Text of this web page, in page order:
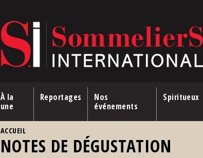
À la
une
Reportages
Nos
événements
Spiritueux
ACCUEIL
NOTES DE DÉGUSTATION